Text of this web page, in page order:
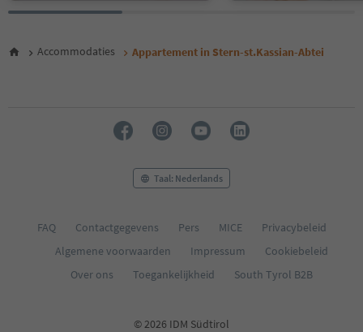
Accommodaties Appartement in Stern-st.Kassian-Abtei
Taal: Nederlands
FAQ Contactgegevens Pers MICE
Privacybeleid
Algemene voorwaarden
Impressum
Cookiebeleid
Over ons
Toegankelijkheid South Tyrol B2B
© 2026 IDM Südtirol